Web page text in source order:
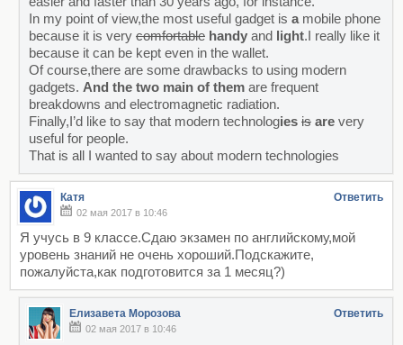
In my point of view,the most useful gadget is a mobile phone
because it is very comfortable handy and light.I really like it
because it can be kept even in the wallet.
Of course,there are some drawbacks to using modern
gadgets. And the two main of them are frequent
breakdowns and electromagnetic radiation.
Finally,I’d like to say that modern technologies is are very
useful for people.
That is all I wanted to say about modern technologies
Катя Ответить
02 мая 2017 в 10:46
Я учусь в 9 классе.Сдаю экзамен по английскому,мой
уровень знаний не очень хороший.Подскажите,
пожалуйста,как подготовится за 1 месяц?)
Елизавета Морозова Ответить
02 мая 2017 в 10:46